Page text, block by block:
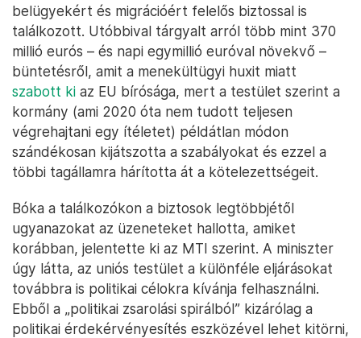
belügyekért és migrációért felelős biztossal is
találkozott. Utóbbival tárgyalt arról több mint 370
millió eurós – és napi egymillió euróval növekvő –
büntetésről, amit a menekültügyi huxit miatt
szabott ki az EU bírósága, mert a testület szerint a
kormány (ami 2020 óta nem tudott teljesen
végrehajtani egy ítéletet) példátlan módon
szándékosan kijátszotta a szabályokat és ezzel a
többi tagállamra hárította át a kötelezettségeit.
Bóka a találkozókon a biztosok legtöbbjétől
ugyanazokat az üzeneteket hallotta, amiket
korábban, jelentette ki az MTI szerint. A miniszter
úgy látta, az uniós testület a különféle eljárásokat
továbbra is politikai célokra kívánja felhasználni.
Ebből a „politikai zsarolási spirálból” kizárólag a
politikai érdekérvényesítés eszközével lehet kitörni,